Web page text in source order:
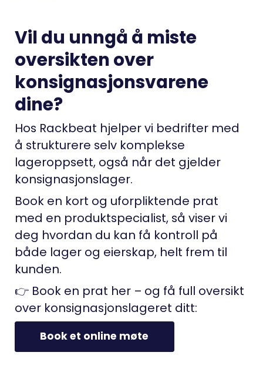
Vil du unngå å miste
oversikten over
konsignasjonsvarene
dine?
Hos Rackbeat hjelper vi bedrifter med
å strukturere selv komplekse
lageroppsett, også når det gjelder
konsignasjonslager.
Book en kort og uforpliktende prat
med en produktspecialist, så viser vi
deg hvordan du kan få kontroll på
både lager og eierskap, helt frem til
kunden.
👉 Book en prat her – og få full oversikt
over konsignasjonslageret ditt:
Book et online møte